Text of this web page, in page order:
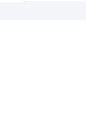
connection